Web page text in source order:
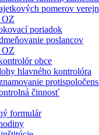
pomerov
OZ
poriadok
poslancov
OZ
obce
hlavného kontrolóra
činnosť
formulár